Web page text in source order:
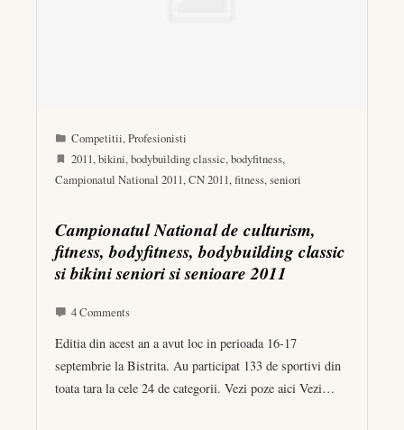
Competitii,Profesionisti
2011,bikini,bodybuilding classic,bodyfitness,
Campionatul National 2011,CN 2011,fitness,seniori
Campionatul National de culturism,
fitness, bodyfitness, bodybuilding classic
si bikini seniori si senioare 2011
4 Comments
Editia din acest an a avut loc in perioada 16-17
septembrie la Bistrita. Au participat 133 de sportivi din
toata tara la cele 24 de categorii. Vezi poze aici Vezi…